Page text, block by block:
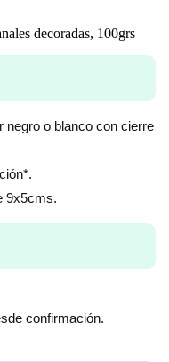
decoradas, 100grs
negro o blanco con cierre
9x5cms.
confirmación.